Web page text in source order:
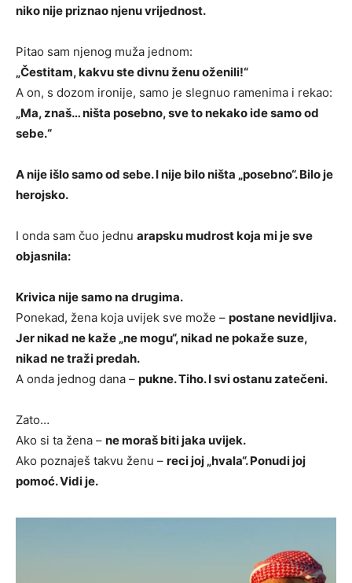
niko nije priznao njenu vrijednost.
Pitao sam njenog muža jednom:
„Čestitam, kakvu ste divnu ženu oženili!“
A on, s dozom ironije, samo je slegnuo ramenima i rekao:
„Ma, znaš… ništa posebno, sve to nekako ide samo od
sebe.“
A nije išlo samo od sebe. I nije bilo ništa „posebno“. Bilo je
herojsko.
I onda sam čuo jednu arapsku mudrost koja mi je sve
objasnila:
Krivica nije samo na drugima.
Ponekad, žena koja uvijek sve može – postane nevidljiva.
Jer nikad ne kaže „ne mogu“, nikad ne pokaže suze,
nikad ne traži predah.
A onda jednog dana – pukne. Tiho. I svi ostanu zatečeni.
Zato…
Ako si ta žena – ne moraš biti jaka uvijek.
Ako poznaješ takvu ženu – reci joj „hvala“. Ponudi joj
pomoć. Vidi je.